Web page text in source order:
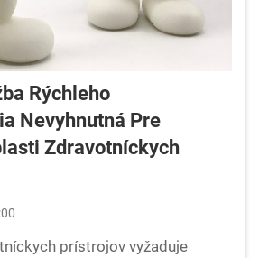
Rýchleho
Nevyhnutná Pre
Zdravotníckych
prístrojov vyžaduje